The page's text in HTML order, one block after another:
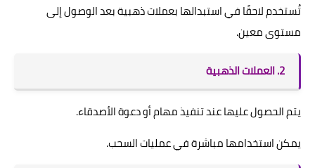
تُستخدم لاحقًا في استبدالها بعملات ذهبية بعد الوصول إلى
مستوى معين.
2. العملات الذهبية
يتم الحصول عليها عند تنفيذ مهام أو دعوة الأصدقاء.
يمكن استخدامها مباشرة في عمليات السحب.